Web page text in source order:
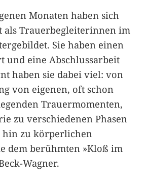
Monaten haben sich
als Trauerbegleiterinnen im
Sie haben einen
und eine Abschlussarbeit
haben sie dabei viel: von
von eigenen, oft schon
Trauermomenten,
zu verschiedenen Phasen
hin zu körperlichen
dem berühmten »Kloß im
Wagner.